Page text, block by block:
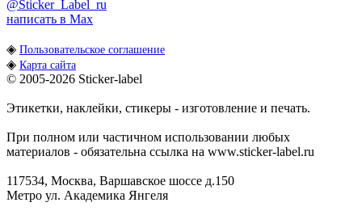
@Sticker_Label_ru
написать в Max
◈ Пользовательское соглашение
◈ Карта сайта
© 2005-2026 Sticker-label
Этикетки, наклейки, стикеры - изготовление и печать.
При полном или частичном использовании любых
материалов - обязательна ссылка на www.sticker-label.ru
117534, Москва, Варшавское шоссе д.150
Метро ул. Академика Янгеля